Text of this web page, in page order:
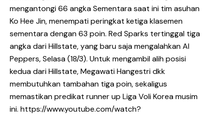
mengantongi 66 angka Sementara saat ini tim asuhan
Ko Hee Jin, menempati peringkat ketiga klasemen
sementara dengan 63 poin. Red Sparks tertinggal tiga
angka dari Hillstate, yang baru saja mengalahkan AI
Peppers, Selasa (18/3). Untuk mengambil alih posisi
kedua dari Hillstate, Megawati Hangestri dkk
membutuhkan tambahan tiga poin, sekaligus
memastikan predikat runner up Liga Voli Korea musim
ini. https://www.youtube.com/watch?